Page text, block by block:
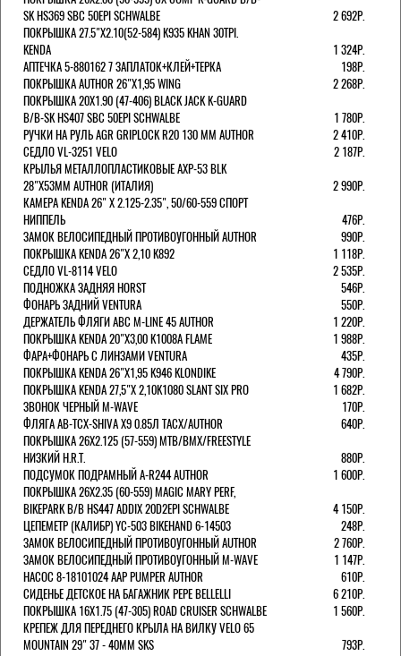
SK HS369 SBC 50EPI SCHWALBE
2 692Р.
ПОКРЫШКА 27.5"Х2.10(52-584) K935 KHAN 30TPI.
KENDA
1 324Р.
АПТЕЧКА 5-880162 7 ЗАПЛАТОК+КЛЕЙ+ТЕРКА
198Р.
ПОКРЫШКА AUTHOR 26"Х1,95 WING
2 268Р.
ПОКРЫШКА 20X1.90 (47-406) BLACK JACK K-GUARD
B/B-SK HS407 SBC 50EPI SCHWALBE
1 780Р.
РУЧКИ НА РУЛЬ AGR GRIPLOCK R20 130 ММ AUTHOR
2 410Р.
СЕДЛО VL-3251 VELO
2 187Р.
КРЫЛЬЯ МЕТАЛЛОПЛАСТИКОВЫЕ AXP-53 BLK
28"Х53ММ AUTHOR (ИТАЛИЯ)
2 990Р.
КАМЕРА KENDA 26" Х 2.125-2.35", 50/60-559 СПОРТ
НИППЕЛЬ
476Р.
ЗАМОК ВЕЛОСИПЕДНЫЙ ПРОТИВОУГОННЫЙ AUTHOR
990Р.
ПОКРЫШКА KENDA 26"Х 2,10 K892
1 118Р.
СЕДЛО VL-8114 VELO
2 535Р.
ПОДНОЖКА ЗАДНЯЯ HORST
546Р.
ФОНАРЬ ЗАДНИЙ VENTURA
550Р.
ДЕРЖАТЕЛЬ ФЛЯГИ АВС M-LINE 45 AUTHOR
1 220Р.
ПОКРЫШКА KENDA 20"Х3,00 K1008A FLAME
1 988Р.
ФАРА+ФОНАРЬ С ЛИНЗАМИ VENTURA
435Р.
ПОКРЫШКА KENDA 26"Х1,95 K946 KLONDIKE
4 790Р.
ПОКРЫШКА KENDA 27,5"Х 2,10K1080 SLANT SIX PRO
1 682Р.
ЗВОНОК ЧЕРНЫЙ M-WAVE
170Р.
ФЛЯГА AB-TCX-SHIVA X9 0.85Л TACX/AUTHOR
640Р.
ПОКРЫШКА 26X2.125 (57-559) MTB/BMX/FREESTYLE
НИЗКИЙ H.R.T.
880Р.
ПОДСУМОК ПОДРАМНЫЙ A-R244 AUTHOR
1 600Р.
ПОКРЫШКА 26X2.35 (60-559) MAGIC MARY PERF,
BIKEPARK B/B HS447 ADDIX 20D2EPI SCHWALBE
4 150Р.
ЦЕПЕМЕТР (КАЛИБР) YC-503 BIKEHAND 6-14503
248Р.
ЗАМОК ВЕЛОСИПЕДНЫЙ ПРОТИВОУГОННЫЙ AUTHOR
2 760Р.
ЗАМОК ВЕЛОСИПЕДНЫЙ ПРОТИВОУГОННЫЙ M-WAVE
1 147Р.
НАСОС 8-18101024 AAP PUMPER AUTHOR
610Р.
СИДЕНЬЕ ДЕТСКОЕ НА БАГАЖНИК PEPE BELLELLI
6 210Р.
ПОКРЫШКА 16X1.75 (47-305) ROAD CRUISER SCHWALBE
1 560Р.
КРЕПЕЖ ДЛЯ ПЕРЕДНЕГО КРЫЛА НА ВИЛКУ VELO 65
MOUNTAIN 29" 37 - 40ММ SKS
793Р.